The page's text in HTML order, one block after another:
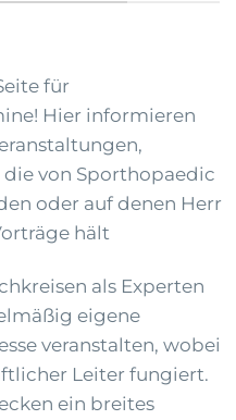
für
Hier informieren
die von Sporthopaedic
oder auf denen Herr
hält
als Experten
eigene
veranstalten, wobei
Leiter fungiert.
ein breites